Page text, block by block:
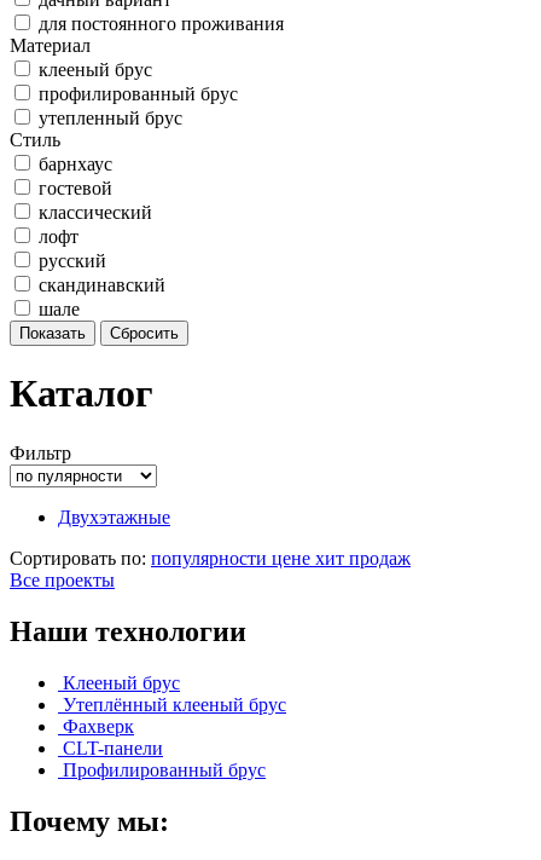
для постоянного проживания
Материал
клееный брус
профилированный брус
утепленный брус
Стиль
барнхаус
гостевой
классический
лофт
русский
скандинавский
шале
Каталог
Фильтр
Двухэтажные
Сортировать по: популярности цене хит продаж
Все проекты
Наши технологии
Клееный брус
Утеплённый клееный брус
Фахверк
CLT-панели
Профилированный брус
Почему мы: